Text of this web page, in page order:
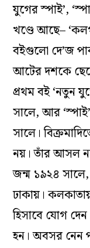
যুগের স্পাই’,
খণ্ডে আছে–
বইগুলো দে’জ
আটের দশকে
প্রথম বই ‘নতুন
সালে, আর
সালে।
নয়। তাঁর আসল
জন্ম ১৯২৪
ঢাকায়।
হিসাবে যোগ
হন। অবসর নেন